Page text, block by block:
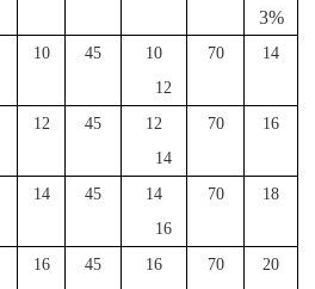
3%
10 45
10
12
70 14
12 45
12
14
70 16
14 45
14
16
70 18
16 45
16
70 20